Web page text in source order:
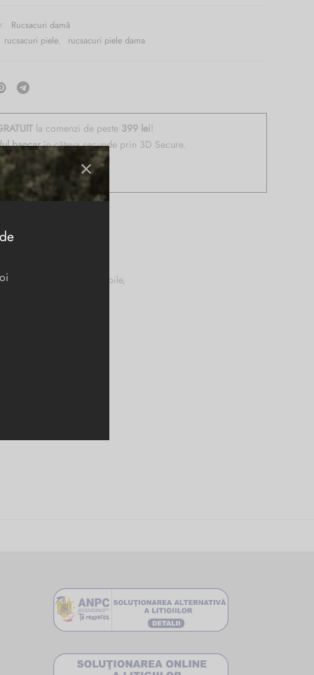
Rucsacuri damă
rucsacuri piele, rucsacuri piele dama
la comenzi de peste 399 lei!
bancarîn câteva secunde prin 3D Secure.
retur
dacă vă răzgândiți!
curele de umar, reglabile,